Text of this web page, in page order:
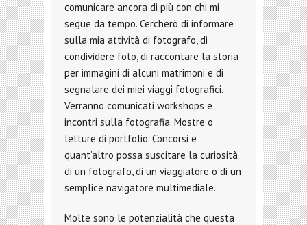
comunicare ancora di più con chi mi
segue da tempo. Cercherò di informare
sulla mia attività di fotografo, di
condividere foto, di raccontare la storia
per immagini di alcuni matrimoni e di
segnalare dei miei viaggi fotografici.
Verranno comunicati workshops e
incontri sulla fotografia. Mostre o
letture di portfolio. Concorsi e
quant’altro possa suscitare la curiosità
di un fotografo, di un viaggiatore o di un
semplice navigatore multimediale.
Molte sono le potenzialità che questa